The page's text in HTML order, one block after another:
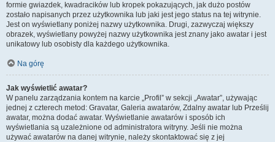
formie gwiazdek, kwadracików lub kropek pokazujących, jak dużo postów
zostało napisanych przez użytkownika lub jaki jest jego status na tej witrynie.
Jest on wyświetlany poniżej nazwy użytkownika. Drugi, zazwyczaj większy
obrazek, wyświetlany powyżej nazwy użytkownika jest znany jako awatar i jest
unikatowy lub osobisty dla każdego użytkownika.
Na górę
Jak wyświetlić awatar?
W panelu zarządzania kontem na karcie „Profil” w sekcji „Awatar”, używając
jednej z czterech metod: Gravatar, Galeria awatarów, Zdalny awatar lub Prześlij
awatar, można dodać awatar. Wyświetlanie awatarów i sposób ich
wyświetlania są uzależnione od administratora witryny. Jeśli nie można
używać awatarów na danej witrynie, należy skontaktować się z jej